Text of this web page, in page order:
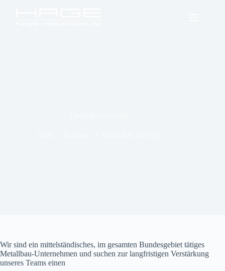
Wir sind ein mittelständisches, im gesamten Bundesgebiet tätiges
Metallbau-Unternehmen und suchen zur langfristigen Verstärkung
unseres Teams einen